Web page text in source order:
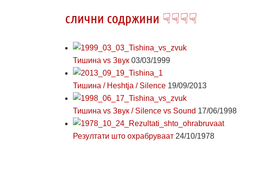
слични содржини ☟☟☟☟
Тишина vs Звук 03/03/1999
Тишина / Heshtja / Silence 19/09/2013
Тишина vs Звук / Silence vs Sound 17/06/1998
Резултати што охрабруваат 24/10/1978